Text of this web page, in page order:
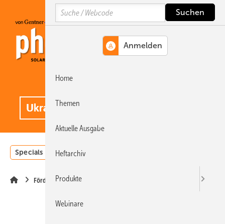
Hauptinhalt
Hauptmenü
SiteSearch
Specials Einstrahlungsatlas
Förderung
Search
Home
Themen
Aktuelle Ausgabe
Heftarchiv
Produkte
Webinare